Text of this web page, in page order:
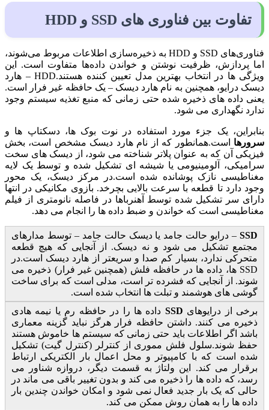
تفاوت بین فناوری های SSD و HDD
فناوری‌های SSD و HDD به ذخیره‌سازی اطلاعات مربوط می‌شوند،
اما پردازش، ظرفیت نوشتن و خواندن داده‌ها متفاوت است. این
ویژگی ها در انتخاب بهترین مدل تعیین کننده هستند.HDD – هارد
دیسک درایو، همچنین به نام هارد دیسک – یک حافظه غیر فرار است.
یعنی داده های ذخیره شده حتی زمانی که منبع تغذیه سیستم وجود
ندارد نگهداری می شود.
بنابراین، یک جزء مورد استفاده در نوت بوک ها، دسکتاپ ها و
سرورها
است.همانطور که از نام هارد دیسک مشخص است، بخش
فیزیکی آن که به عنوان پلاتر شناخته می شود، از دیسک های سخت
سرامیکی، آلومینیومی یا شیشه ای تشکیل شده و توسط یک لایه
مغناطیسی نازک پوشانده شده است.در مرکز دیسک، یک محور
وجود دارد تا قطعه با سرعت بالایی بچرخد. بازوی مکانیکی در انتها
دارای سر تشکیل شده توسط آهنرباها در فاصله نانومتری از فیلم
مغناطیسی است که خواندن و ضبط داده ها را انجام می دهد.
SSD – درایو حالت جامد یا دیسک حالت جامد – توسط مدارهای
مجتمع تشکیل می شود و نه دیسک. از آنجایی که هیچ قطعه
متحرکی ندارد، بسیار کم صدا و سریعتر از هارد دیسک است.در
SSD ها، داده ها در حافظه فلش (همچنین غیر فرار) ذخیره می
شوند. از آنجایی که فشرده تر است، مدلی است که برای ساخت
گوشی های هوشمند و تبلت ها انتخاب شده است.
برخی از درایوهای SSD داده ها را در حافظه رم یا نیمه هادی
ذخیره می کنند. داشتن حافظه فرار هرگز نباید گزینه معماری
باشد اگر اطلاعات باید حتی زمانی که سیستم ها خاموش هستند
حفظ شوند.سلول فلش مموری از کنترلر (کنترل گیت) تشکیل
شده است که با کامپیوتر و محل اعمال بار الکتریکی ارتباط
برقرار می کند. این ولتاژ به قسمت دیگر، دروازه شناور می
رسد، که داده ها را ذخیره می کند و بدون تغییر باقی می ماند در
حالی که یک بار جدید فعال نمی شود و امکان خواندن چندین بار
داده ها را به همان روش ممکن می کند.